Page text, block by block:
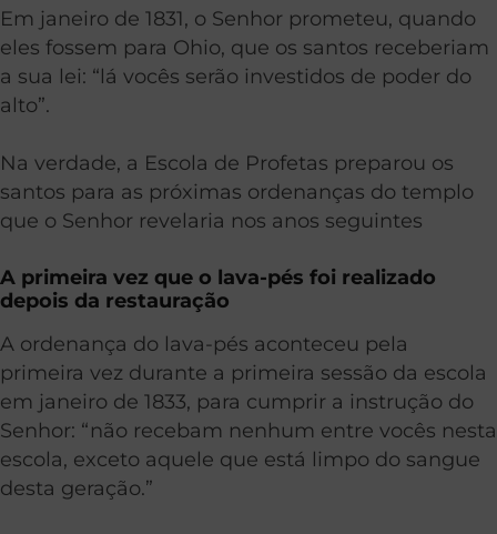
Em janeiro de 1831, o Senhor prometeu, quando
eles fossem para Ohio, que os santos receberiam
a sua lei: “lá vocês serão investidos de poder do
alto”.
Na verdade, a Escola de Profetas preparou os
santos para as próximas ordenanças do templo
que o Senhor revelaria nos anos seguintes
A primeira vez que o lava-pés foi realizado
depois da restauração
A ordenança do lava-pés aconteceu pela
primeira vez durante a primeira sessão da escola
em janeiro de 1833, para cumprir a instrução do
Senhor: “não recebam nenhum entre vocês nesta
escola, exceto aquele que está limpo do sangue
desta geração.”